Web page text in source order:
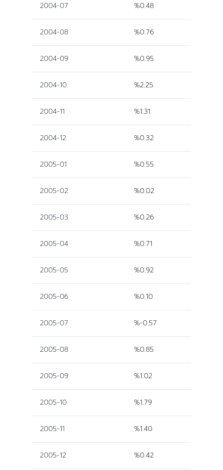
2004-07 %0.48
2004-08 %0.76
2004-09 %0.95
2004-10 %2.25
2004-11 %1.31
2004-12 %0.32
2005-01 %0.55
2005-02 %0.02
2005-03 %0.26
2005-04 %0.71
2005-05 %0.92
2005-06 %0.10
2005-07 %-0.57
2005-08 %0.85
2005-09 %1.02
2005-10 %1.79
2005-11 %1.40
2005-12 %0.42